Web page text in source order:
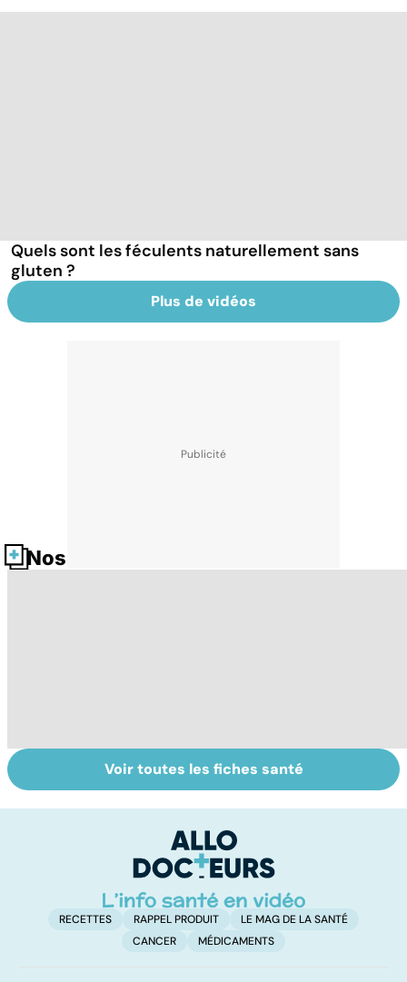
Quels sont les féculents naturellement sans
gluten ?
Plus de vidéos
Nos fiches santé
Comment
faciliter la
Qu'est-ce que
l'index
Voir toutes les fiches santé
RECETTES RAPPEL PRODUIT
LE MAG DE LA SANTÉ
CANCER
MÉDICAMENTS